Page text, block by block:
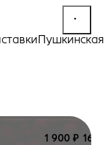
Пушкинская
1 900 ₽ 16+